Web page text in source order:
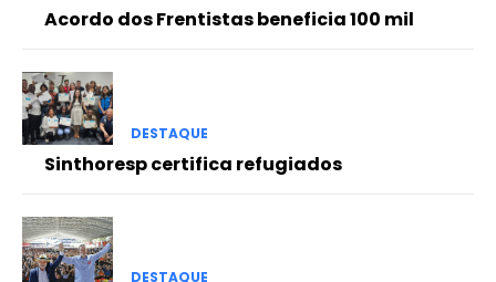
Acordo dos Frentistas beneficia 100 mil
DESTAQUE
Sinthoresp certifica refugiados
DESTAQUE